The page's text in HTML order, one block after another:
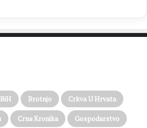
BiH Brotnjo Crkva U Hrvata
Crna Kronika Gospodarstvo